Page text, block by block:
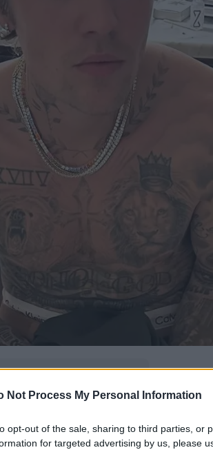
Not Process My Personal Information
opt-out of the sale, sharing to third parties, or
for targeted advertising by us, please
πιο συχνά